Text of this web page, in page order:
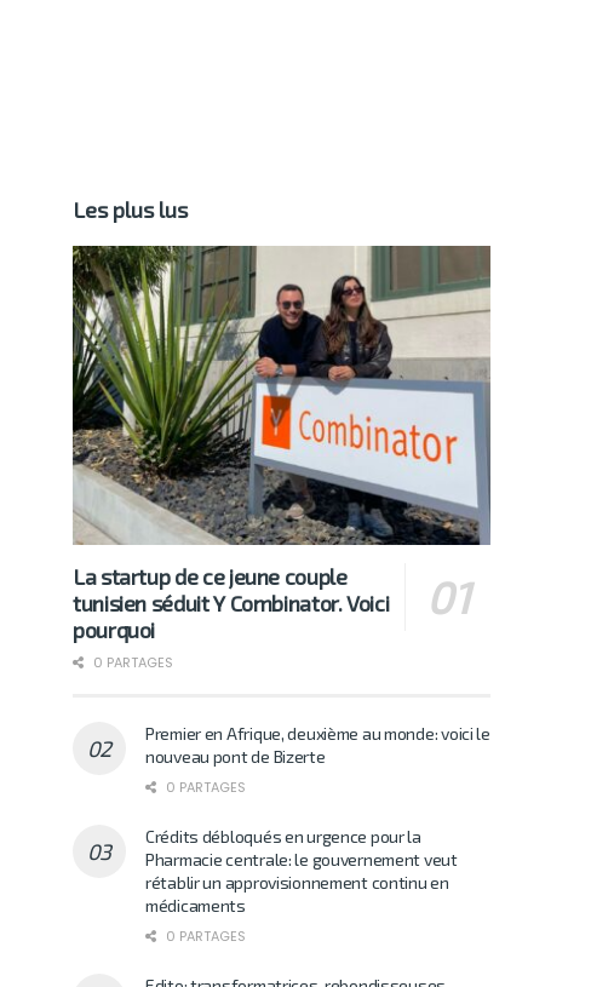
Les plus lus
La startup de ce jeune couple
tunisien séduit Y Combinator. Voici
pourquoi
0 PARTAGES
Premier en Afrique, deuxième au monde: voici le
nouveau pont de Bizerte
0 PARTAGES
Crédits débloqués en urgence pour la
Pharmacie centrale: le gouvernement veut
rétablir un approvisionnement continu en
médicaments
0 PARTAGES